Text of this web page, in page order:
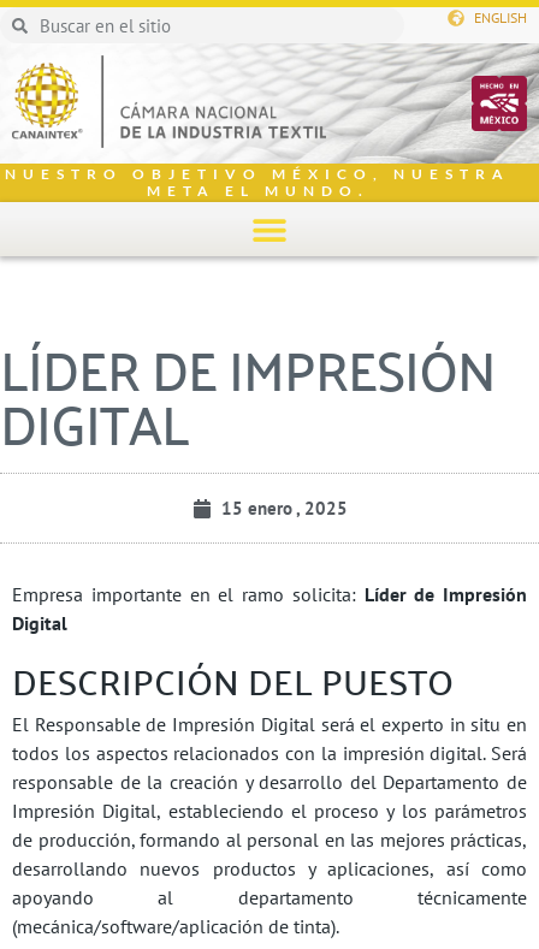
ENGLISH
NUESTRO OBJETIVO MÉXICO, NUESTRA
META EL MUNDO.
LÍDER DE IMPRESIÓN
DIGITAL
15 enero , 2025
Empresa importante en el ramo solicita: Líder de Impresión
Digital
DESCRIPCIÓN DEL PUESTO
El Responsable de Impresión Digital será el experto in situ en
todos los aspectos relacionados con la impresión digital. Será
responsable de la creación y desarrollo del Departamento de
Impresión Digital, estableciendo el proceso y los parámetros
de producción, formando al personal en las mejores prácticas,
desarrollando nuevos productos y aplicaciones, así como
apoyando al departamento técnicamente
(mecánica/software/aplicación de tinta).